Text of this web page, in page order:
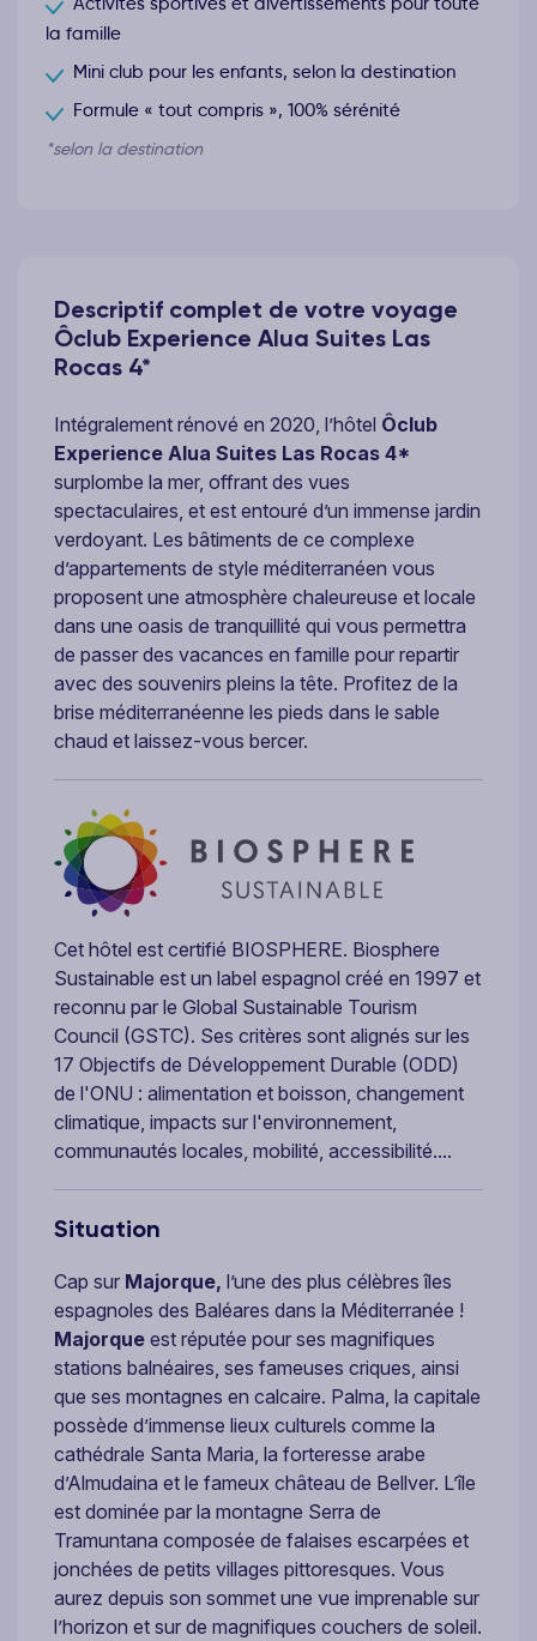
la famille
Mini club pour les enfants, selon la destination
Formule « tout compris », 100% sérénité
*selon la destination
Descriptif complet de votre voyage
Ôclub Experience Alua Suites Las
Rocas 4*
Intégralement rénové en 2020, l’hôtel Ôclub
Experience Alua Suites Las Rocas 4*
surplombe la mer, offrant des vues
spectaculaires, et est entouré d’un immense jardin
verdoyant. Les bâtiments de ce complexe
d’appartements de style méditerranéen vous
proposent une atmosphère chaleureuse et locale
dans une oasis de tranquillité qui vous permettra
de passer des vacances en famille pour repartir
avec des souvenirs pleins la tête. Profitez de la
brise méditerranéenne les pieds dans le sable
chaud et laissez-vous bercer.
Cet hôtel est certifié BIOSPHERE. Biosphere
Sustainable est un label espagnol créé en 1997 et
reconnu par le Global Sustainable Tourism
Council (GSTC). Ses critères sont alignés sur les
17 Objectifs de Développement Durable (ODD)
de l'ONU : alimentation et boisson, changement
climatique, impacts sur l'environnement,
communautés locales, mobilité, accessibilité....
Situation
Cap sur Majorque, l’une des plus célèbres îles
espagnoles des Baléares dans la Méditerranée !
Majorque est réputée pour ses magnifiques
stations balnéaires, ses fameuses criques, ainsi
que ses montagnes en calcaire. Palma, la capitale
possède d’immense lieux culturels comme la
cathédrale Santa Maria, la forteresse arabe
d’Almudaina et le fameux château de Bellver. L’île
est dominée par la montagne Serra de
Tramuntana composée de falaises escarpées et
jonchées de petits villages pittoresques. Vous
aurez depuis son sommet une vue imprenable sur
l’horizon et sur de magnifiques couchers de soleil.